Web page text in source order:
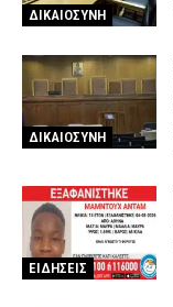
ΔΙΚΑΙΟΣΥΝΗ
ΔΙΚΑΙΟΣΥΝΗ
ΕΙΔΗΣΕΙΣ